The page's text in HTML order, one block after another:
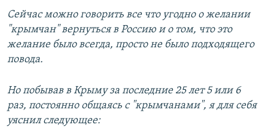
Сейчас можно говорить все что угодно о желании
"крымчан" вернуться в Россию и о том, что это
желание было всегда, просто не было подходящего
повода.
Но побывав в Крыму за последние 25 лет 5 или 6
раз, постоянно общаясь с "крымчанами", я для себя
уяснил следующее: